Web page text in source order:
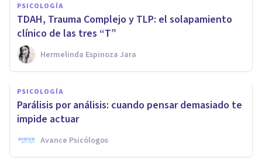
PSICOLOGÍA
TDAH, Trauma Complejo y TLP: el solapamiento
clínico de las tres “T”
Hermelinda Espinoza Jara
PSICOLOGÍA
Parálisis por análisis: cuando pensar demasiado te
impide actuar
Avance Psicólogos